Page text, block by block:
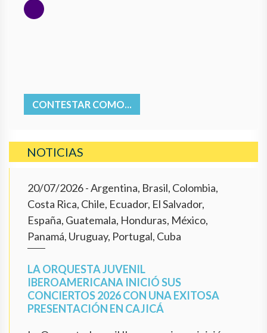
CONTESTAR COMO...
NOTICIAS
20/07/2026- Argentina, Brasil, Colombia,
Costa Rica, Chile, Ecuador, El Salvador,
España, Guatemala, Honduras, México,
Panamá, Uruguay, Portugal, Cuba
LA ORQUESTA JUVENIL
IBEROAMERICANA INICIÓ SUS
CONCIERTOS 2026 CON UNA EXITOSA
PRESENTACIÓN EN CAJICÁ